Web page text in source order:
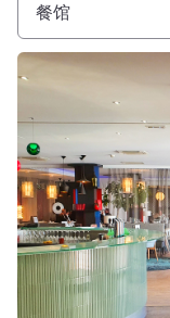
餐馆
请参阅详情